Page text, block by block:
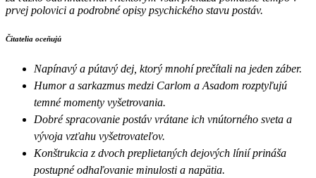
prvej polovici a podrobné opisy psychického stavu postáv.
Čitatelia oceňujú
Napínavý a pútavý dej, ktorý mnohí prečítali na jeden záber.
Humor a sarkazmus medzi Carlom a Asadom rozptyľujú
temné momenty vyšetrovania.
Dobré spracovanie postáv vrátane ich vnútorného sveta a
vývoja vzťahu vyšetrovateľov.
Konštrukcia z dvoch preplietaných dejových línií prináša
postupné odhaľovanie minulosti a napätia.